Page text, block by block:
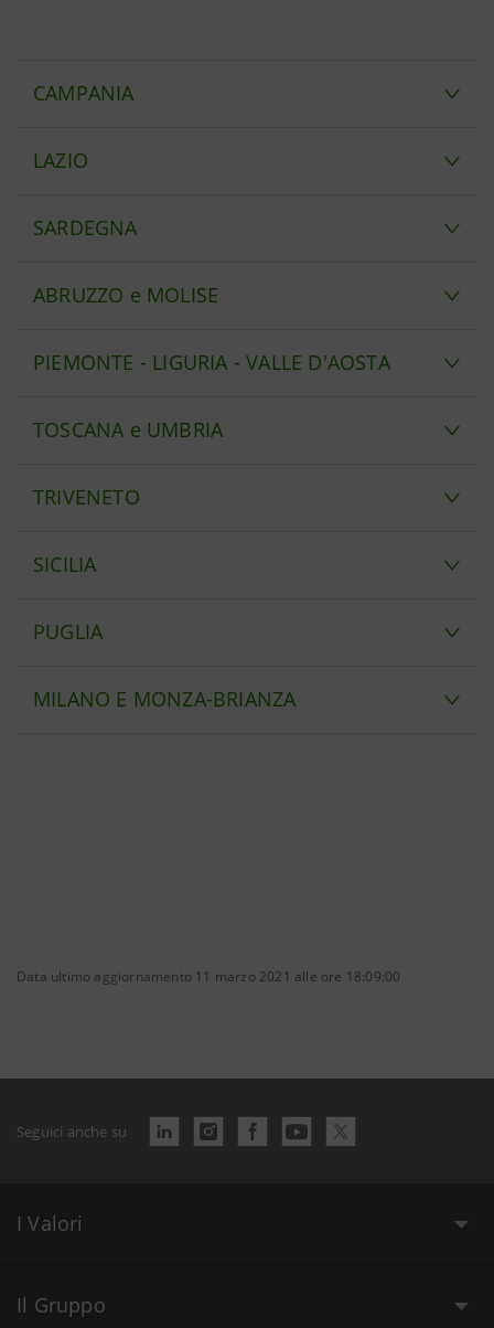
CAMPANIA
LAZIO
SARDEGNA
ABRUZZO e MOLISE
PIEMONTE - LIGURIA - VALLE D'AOSTA
TOSCANA e UMBRIA
TRIVENETO
SICILIA
PUGLIA
MILANO E MONZA-BRIANZA
Data ultimo aggiornamento 11 marzo 2021 alle ore 18:09:00
Seguici anche su
I Valori
Il Gruppo